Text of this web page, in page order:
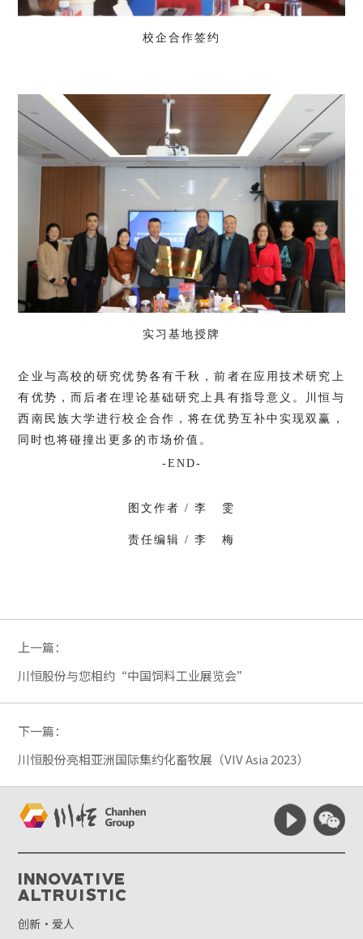
校企合作签约
实习基地授牌
企业与高校的研究优势各有千秋，前者在应用技术研究上
有优势，而后者在理论基础研究上具有指导意义。川恒与
西南民族大学进行校企合作，将在优势互补中实现双赢，
同时也将碰撞出更多的市场价值。
-END-
图文作者 / 李 雯
责任编辑 / 李 梅
上一篇：
川恒股份与您相约“中国饲料工业展览会”
下一篇：
川恒股份亮相亚洲国际集约化畜牧展（VIV Asia 2023）
Innovative
Altruistic
创新·爱人